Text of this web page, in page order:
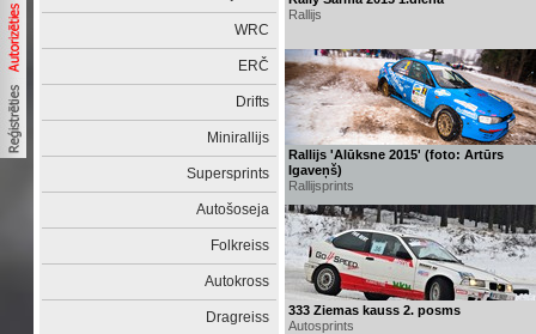
WRC
ERČ
Drifts
Minirallijs
Supersprints
Autošoseja
Folkreiss
Autokross
Dragreiss
Rallijs
Rallijs 'Alūksne 2015' (foto: Artūrs
Igaveņš)
Rallijsprints
333 Ziemas kauss 2. posms
Autosprints